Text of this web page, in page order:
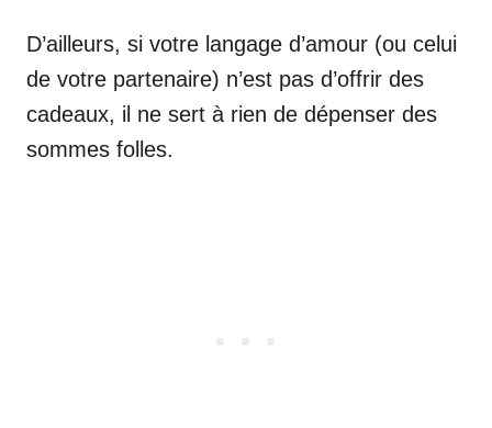
D’ailleurs, si votre langage d’amour (ou celui
de votre partenaire) n’est pas d’offrir des
cadeaux, il ne sert à rien de dépenser des
sommes folles.